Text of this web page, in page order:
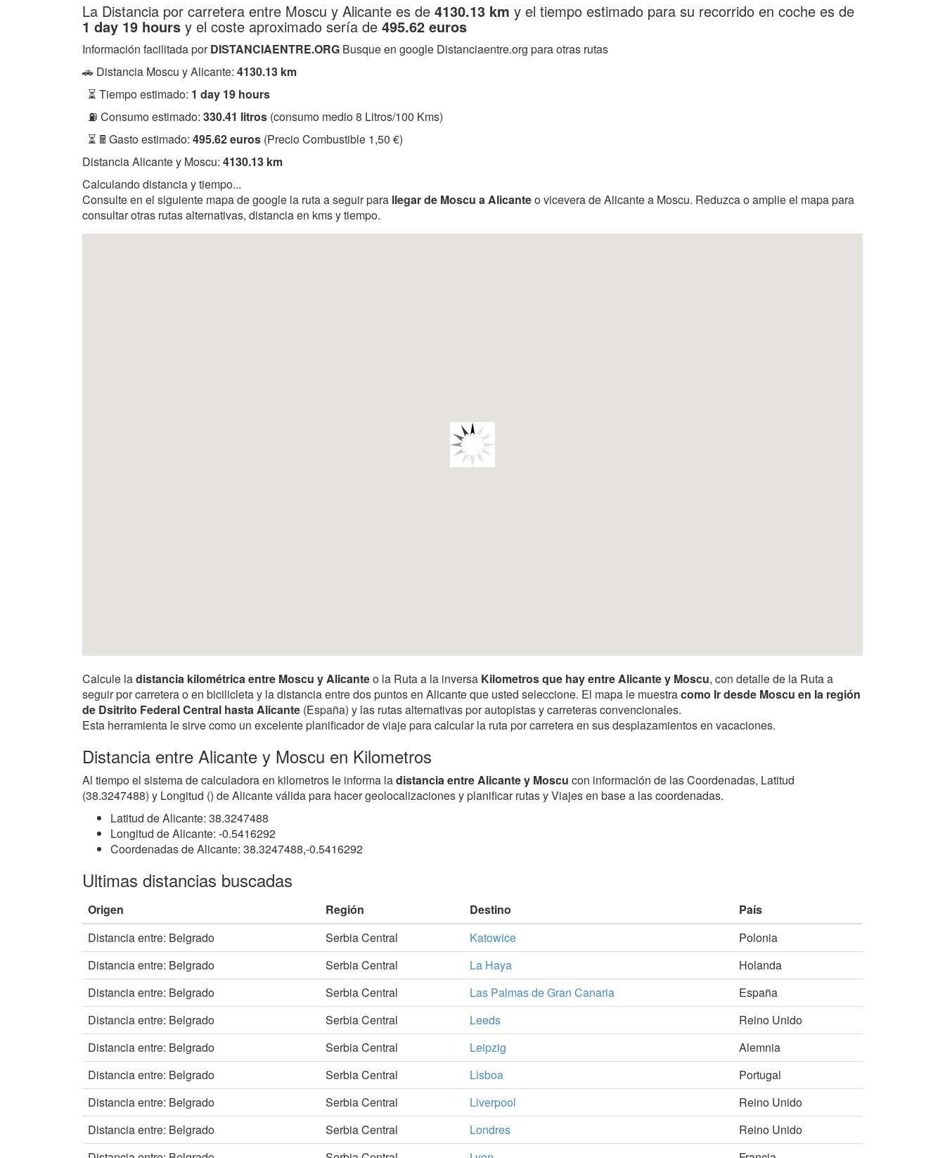
La Distancia por carretera entre Moscu y Alicante es de 4130.13 km y el tiempo estimado para su recorrido en coche es de
1 day 19 hours y el coste aproximado sería de 495.62 euros
Información facilitada porDISTANCIAENTRE.ORG Busque en google Distanciaentre.org para otras rutas
🚗 Distancia Moscu y Alicante: 4130.13 km
⏳ Tiempo estimado: 1 day 19 hours
⛽ Consumo estimado: 330.41 litros (consumo medio 8 Litros/100 Kms)
⏳ 🖩 Gasto estimado: 495.62 euros (Precio Combustible 1,50 €)
Distancia Alicante y Moscu: 4130.13 km
Calculando distancia y tiempo...
Consulte en el siguiente mapa de google la ruta a seguir para llegar de Moscu a Alicanteo vicevera de Alicante a Moscu. Reduzca o amplie el mapa para
consultar otras rutas alternativas, distancia en kms y tiempo.
Calcule ladistancia kilométrica entre Moscu y Alicanteo la Ruta a la inversa Kilometros que hay entre Alicante y Moscu, con detalle de la Ruta a
seguir por carretera o en bicilicleta y la distancia entre dos puntos en Alicante que usted seleccione. El mapa le muestracomo Ir desde Moscu en la región
de Dsitrito Federal Central hasta Alicante (España) y las rutas alternativas por autopistas y carreteras convencionales.
Esta herramienta le sirve como un excelente planificador de viaje para calcular la ruta por carretera en sus desplazamientos en vacaciones.
Distancia entre Alicante y Moscu en Kilometros
Al tiempo el sistema de calculadora en kilometros le informa ladistancia entre Alicante y Moscu con información de las Coordenadas, Latitud
(38.3247488) y Longitud () de Alicante válida para hacer geolocalizaciones y planificar rutas y Viajes en base a las coordenadas.
Latitud de Alicante: 38.3247488
Longitud de Alicante: -0.5416292
Coordenadas de Alicante: 38.3247488,-0.5416292
Ultimas distancias buscadas
Origen Región Destino
País
Distancia entre: Belgrado
Serbia Central Katowice
Polonia
Distancia entre: Belgrado
Serbia Central La Haya
Holanda
Distancia entre: Belgrado
Serbia Central Las Palmas de Gran Canaria
España
Distancia entre: Belgrado
Serbia Central Leeds
Reino Unido
Distancia entre: Belgrado
Serbia Central Leipzig
Alemnia
Distancia entre: Belgrado
Serbia Central Lisboa
Portugal
Distancia entre: Belgrado
Serbia Central Liverpool
Reino Unido
Distancia entre: Belgrado
Serbia Central Londres
Reino Unido